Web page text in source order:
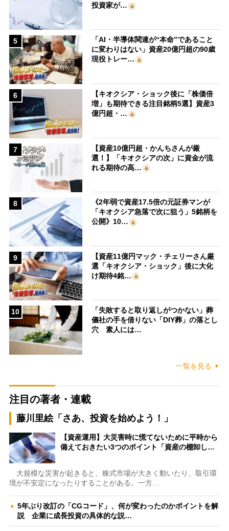
投資家が…
5
「AI・半導体関連が“本命”であること
に変わりはない」資産20億円超の90歳
現役トレー…
6
【キオクシア・ショック後に「株価倍
増」も期待できる注目銘柄5選】資産3
億円超・…
7
【資産10億円超・かんちさんが厳
選！】「キオクシアの次」に資金が流
れる期待の高…
8
《2年弱で資産17.5倍の元証券マンが
「キオクシア急落で次に狙う」5銘柄を
公開》10…
9
【資産11億円マック・チェリーさん厳
選「キオクシア・ショック」後に大化
け期待4銘…
10
「失敗すると取り返しがつかない」葬
儀社の手を借りない「DIY葬」の落とし
穴 素人には…
一覧を見る
注目の著者・連載
藤川里絵「さあ、投資を始めよう！」
【資産運用】大災害時に慌てないために平時から
備えておきたい3つのポイント「資産の棚卸し…
大規模な災害が起きると、株式市場が大きく動いたり、取引環
境が不安定になったりすることがある。一方…
5年ぶり改訂の「CGコード」、何が変わったのかポイントを解
説 企業に成長投資の具体的な説…